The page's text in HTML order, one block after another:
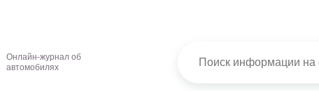
Онлайн-журнал об
автомобилях